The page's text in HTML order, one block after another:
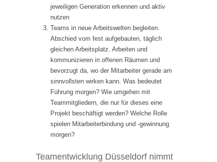
jeweiligen Generation erkennen und aktiv
nutzen
Teams in neue Arbeitswelten begleiten.
Abschied vom fest aufgebauten, täglich
gleichen Arbeitsplatz. Arbeiten und
kommunizieren in offenen Räumen und
bevorzugt da, wo der Mitarbeiter gerade am
sinnvollsten wirken kann. Was bedeutet
Führung morgen? Wie umgehen mit
Teammitgliedern, die nur für dieses eine
Projekt beschäftigt werden? Welche Rolle
spielen Mitarbeiterbindung und -gewinnung
morgen?
Teamentwicklung Düsseldorf nimmt